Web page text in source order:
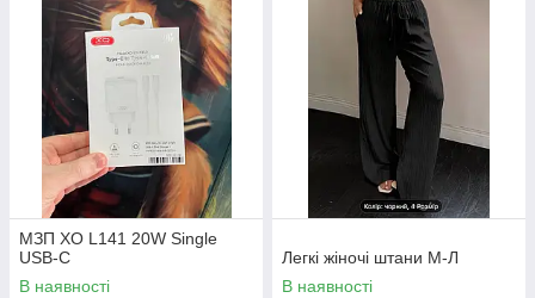
МЗП XO L141 20W Single
USB-C
В наявності
Легкі жіночі штани М-Л
В наявності